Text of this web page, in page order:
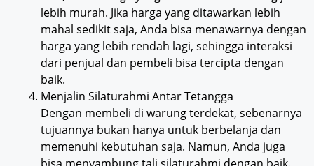
lebih murah. Jika harga yang ditawarkan lebih
mahal sedikit saja, Anda bisa menawarnya dengan
harga yang lebih rendah lagi, sehingga interaksi
dari penjual dan pembeli bisa tercipta dengan
baik.
Menjalin Silaturahmi Antar Tetangga
Dengan membeli di warung terdekat, sebenarnya
tujuannya bukan hanya untuk berbelanja dan
memenuhi kebutuhan saja. Namun, Anda juga
bisa menyambung tali silaturahmi dengan baik.